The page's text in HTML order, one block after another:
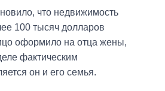
что недвижимость
100 тысяч долларов
оформило на отца жены,
фактическим
он и его семья.